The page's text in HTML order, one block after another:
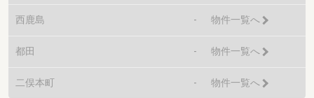
西鹿島 - 物件一覧へ
都田 - 物件一覧へ
二俣本町 - 物件一覧へ